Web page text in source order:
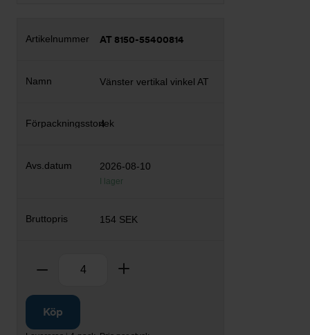
AT 8150-55400814
Vänster vertikal vinkel AT
4
2026-08-10
I lager
154 SEK
Ta bort
Köp